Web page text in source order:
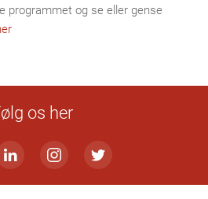
programmet og se eller gense
os her